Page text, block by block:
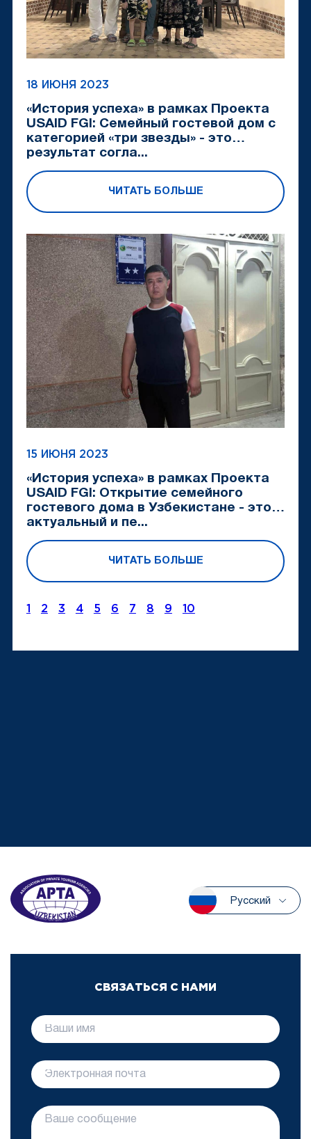
18 ИЮНЯ 2023
«История успеха» в рамках Проекта
USAID FGI: Семейный гостевой дом с
категорией «три звезды» - это
результат согла...
ЧИТАТЬ БОЛЬШЕ
15 ИЮНЯ 2023
«История успеха» в рамках Проекта
USAID FGI: Открытие семейного
гостевого дома в Узбекистане - это
актуальный и пе...
ЧИТАТЬ БОЛЬШЕ
1 2 3 4 5 6 7 8 9 10
Русский
СВЯЗАТЬСЯ С НАМИ